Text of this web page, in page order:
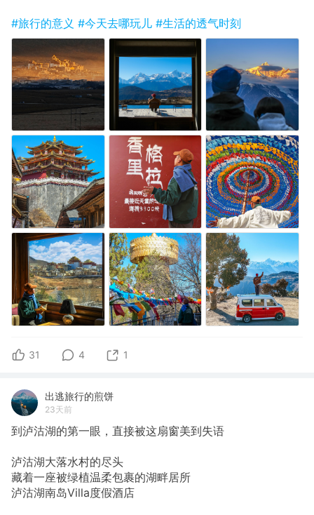
#旅行的意义 #今天去哪玩儿 #生活的透气时刻
31 4 1
出逃旅行的煎饼
23天前
到泸沽湖的第一眼，直接被这扇窗美到失语
泸沽湖大落水村的尽头
藏着一座被绿植温柔包裹的湖畔居所
泸沽湖南岛Villa度假酒店